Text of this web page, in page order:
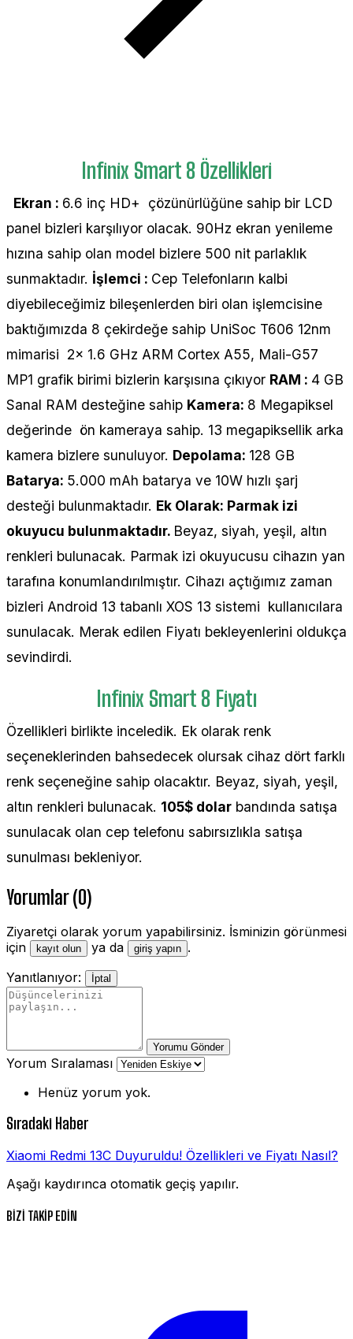
Infinix Smart 8 Özellikleri
Ekran : 6.6 inç HD+ çözünürlüğüne sahip bir LCD
panel bizleri karşılıyor olacak. 90Hz ekran yenileme
hızına sahip olan model bizlere 500 nit parlaklık
sunmaktadır. İşlemci : Cep Telefonların kalbi
diyebileceğimiz bileşenlerden biri olan işlemcisine
baktığımızda 8 çekirdeğe sahip UniSoc T606 12nm
mimarisi 2x 1.6 GHz ARM Cortex A55, Mali-G57
MP1 grafik birimi bizlerin karşısına çıkıyor RAM : 4 GB
Sanal RAM desteğine sahip Kamera: 8 Megapiksel
değerinde ön kameraya sahip. 13 megapiksellik arka
kamera bizlere sunuluyor. Depolama: 128 GB
Batarya: 5.000 mAh batarya ve 10W hızlı şarj
desteği bulunmaktadır. Ek Olarak: Parmak izi
okuyucu bulunmaktadır. Beyaz, siyah, yeşil, altın
renkleri bulunacak. Parmak izi okuyucusu cihazın yan
tarafına konumlandırılmıştır. Cihazı açtığımız zaman
bizleri Android 13 tabanlı XOS 13 sistemi kullanıcılara
sunulacak. Merak edilen Fiyatı bekleyenlerini oldukça
sevindirdi.
Infinix Smart 8 Fiyatı
Özellikleri birlikte inceledik. Ek olarak renk
seçeneklerinden bahsedecek olursak cihaz dört farklı
renk seçeneğine sahip olacaktır. Beyaz, siyah, yeşil,
altın renkleri bulunacak. 105$ dolar bandında satışa
sunulacak olan cep telefonu sabırsızlıkla satışa
sunulması bekleniyor.
Yorumlar (0)
Ziyaretçi olarak yorum yapabilirsiniz. İsminizin görünmesi
için
kayıt olun ya da giriş yapın .
Yanıtlanıyor:
İptal
Yorumu Gönder
Yorum Sıralaması
Henüz yorum yok.
Sıradaki Haber
Xiaomi Redmi 13C Duyuruldu! Özellikleri ve Fiyatı Nasıl?
Aşağı kaydırınca otomatik geçiş yapılır.
BİZİ TAKİP EDİN